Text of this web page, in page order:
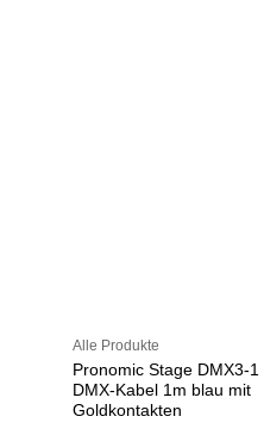
Alle Produkte
Pronomic Stage DMX3-1
DMX-Kabel 1m blau mit
Goldkontakten